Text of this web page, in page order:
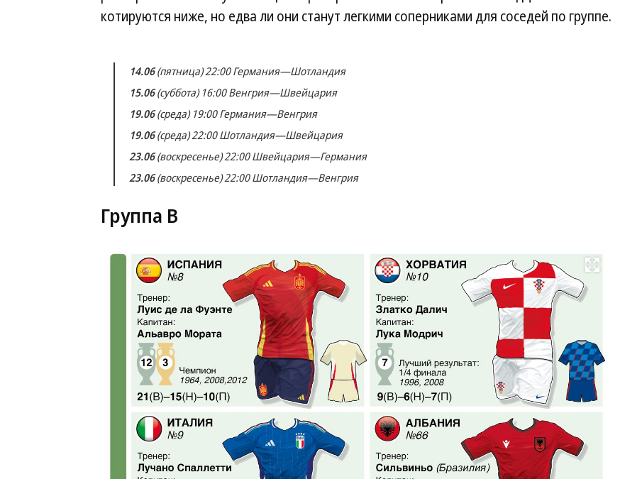
котируются ниже, но едва ли они станут легкими соперниками для соседей по группе.
14.06(пятница) 22:00 Германия—Шотландия
15.06(суббота) 16:00 Венгрия—Швейцария
19.06(среда) 19:00 Германия—Венгрия
19.06(среда) 22:00 Шотландия—Швейцария
23.06(воскресенье) 22:00 Швейцария—Германия
23.06(воскресенье) 22:00 Шотландия—Венгрия
Группа B
Развернуть на весь экран